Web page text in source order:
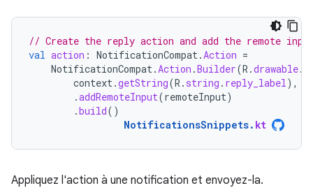
// Create the reply action and add the remote
val action : NotificationCompat . Action =
NotificationCompat . Action .Builder(R .drawable.
context .getString(R . string . reply_label ),
.addRemoteInput(remoteInput)
.build()
NotificationsSnippets. kt
Appliquez l'action à une notification et envoyez-la.